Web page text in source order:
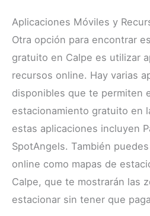
Aplicaciones Móviles y
Otra opción para encontrar
gratuito en Calpe es utilizar
recursos online. Hay varias
disponibles que te permiten
estacionamiento gratuito en
estas aplicaciones incluyen
SpotAngels. También
online como mapas de
Calpe, que te mostrarán las
estacionar sin tener que